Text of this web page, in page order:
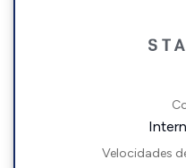
Velocidades